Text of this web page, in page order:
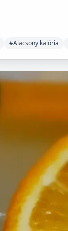
#Alacsony kalória